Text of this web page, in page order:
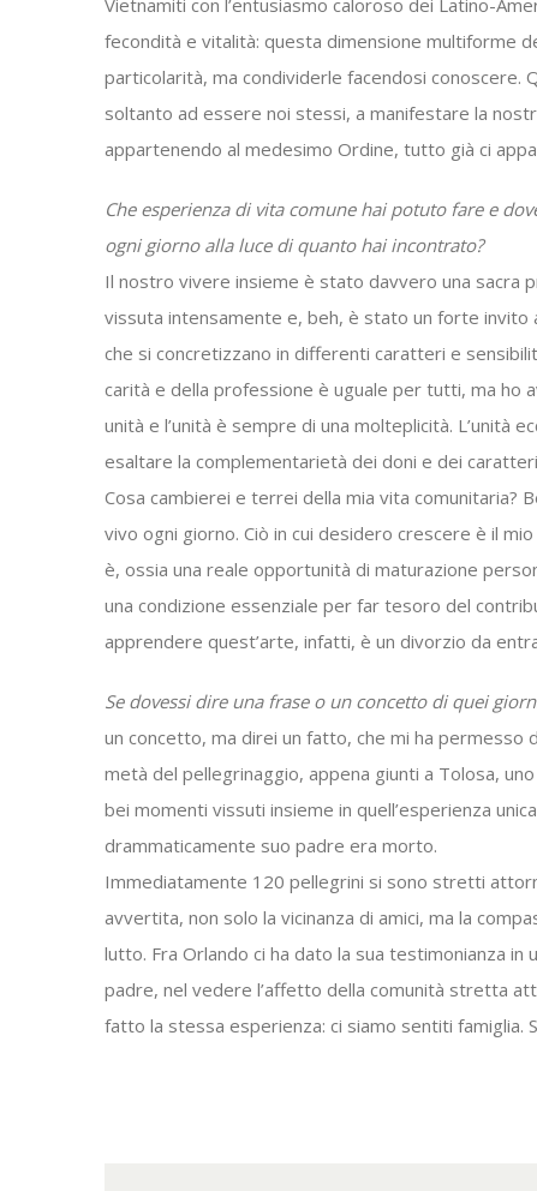
Vietnamiti con l’entusiasmo caloroso dei Latino-
fecondità e vitalità: questa dimensione multiforme
particolarità, ma condividerle facendosi conoscere.
soltanto ad essere noi stessi, a manifestare la
appartenendo al medesimo Ordine, tutto già ci
Che esperienza di vita comune hai potuto fare e
ogni giorno alla luce di quanto hai incontrato?
Il nostro vivere insieme è stato davvero una sacra
vissuta intensamente e, beh, è stato un forte
che si concretizzano in differenti caratteri e
carità e della professione è uguale per tutti, ma ho
unità e l’unità è sempre di una molteplicità. L’unità
esaltare la complementarietà dei doni e dei
Cosa cambierei e terrei della mia vita comunitaria?
vivo ogni giorno. Ciò in cui desidero crescere è il
è, ossia una reale opportunità di maturazione
una condizione essenziale per far tesoro del
apprendere quest’arte, infatti, è un divorzio da
Se dovessi dire una frase o un concetto di quei
un concetto, ma direi un fatto, che mi ha permesso
metà del pellegrinaggio, appena giunti a Tolosa,
bei momenti vissuti insieme in quell’esperienza
drammaticamente suo padre era morto.
Immediatamente 120 pellegrini si sono stretti
avvertita, non solo la vicinanza di amici, ma la
lutto. Fra Orlando ci ha dato la sua testimonianza
padre, nel vedere l’affetto della comunità stretta
fatto la stessa esperienza: ci siamo sentiti famiglia.